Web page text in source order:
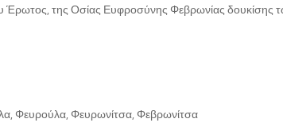
Έρωτος, της Οσίας Ευφροσύνης Φεβρωνίας
Φευρούλα, Φευρωνίτσα, Φεβρωνίτσα